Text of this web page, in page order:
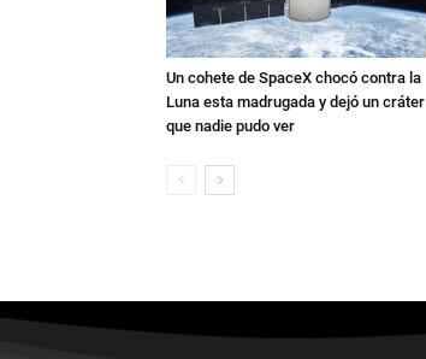
Un cohete de SpaceX chocó contra la
Luna esta madrugada y dejó un cráter
que nadie pudo ver